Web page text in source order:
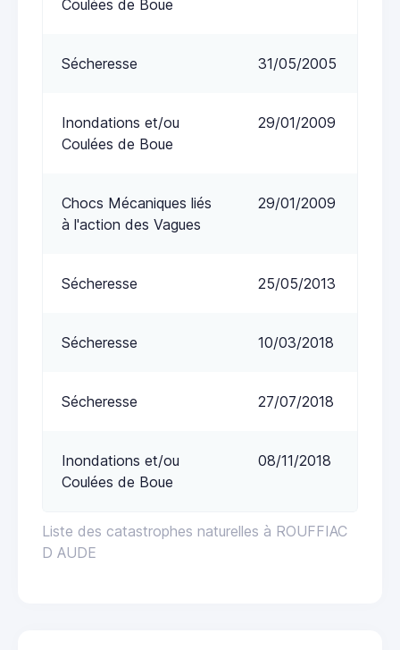
Liste des catastrophes naturelles à ROUFFIAC
D AUDE
Coulées de Boue
Sécheresse 31/05/2005
Inondations et/ou
Coulées de Boue
29/01/2009
Chocs Mécaniques liés
à l'action des Vagues
29/01/2009
Sécheresse 25/05/2013
Sécheresse 10/03/2018
Sécheresse 27/07/2018
Inondations et/ou
Coulées de Boue
08/11/2018